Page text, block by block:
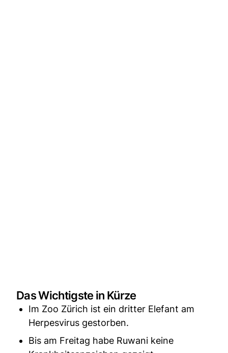
Das Wichtigste in Kürze
Im Zoo Zürich ist ein dritter Elefant am
Herpesvirus gestorben.
Bis am Freitag habe Ruwani keine